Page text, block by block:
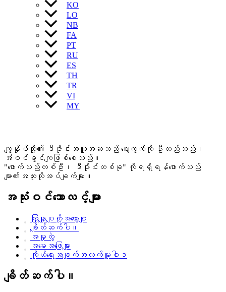
KO
LO
NB
FA
PT
RU
ES
TH
TR
VI
MY
ကျွန်ုပ်တို့၏ ဒီဇိုင်းအယူအဆသည် ဈေးကွက်ကို ဦးတည်သည်၊
အံဝင်ခွင်ကျဖြစ်စေသည်။
"ဖောက်သည်တစ်ဦး၊ ဒီဇိုင်းတစ်ခု" ကိုရရှိရန်ဖောက်သည်
များ၏အထူးလိုအပ်ချက်များ။
အသုံးဝင်သောလင့်များ
ကြှနျုပျတို့အကွောငျး
ချိတ်ဆက်ပါ။
အမှုတွဲ
အမေးအဖြေများ
ကိုယ်ရေးအချက်အလက်မူဝါဒ
ချိတ်ဆက်ပါ။